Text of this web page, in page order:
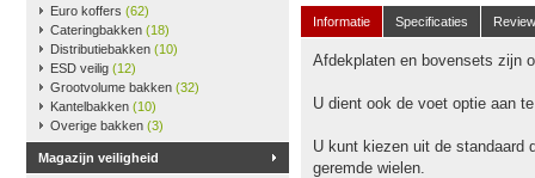
Euro koffers (62)
Cateringbakken (18)
Distributiebakken (10)
ESD veilig (12)
Grootvolume bakken (32)
Kantelbakken (10)
Overige bakken (3)
Magazijn veiligheid
Informatie Specificaties
Afdekplaten en bovensets zijn
U dient ook de voet optie aan
U kunt kiezen uit de standaard
geremde wielen.